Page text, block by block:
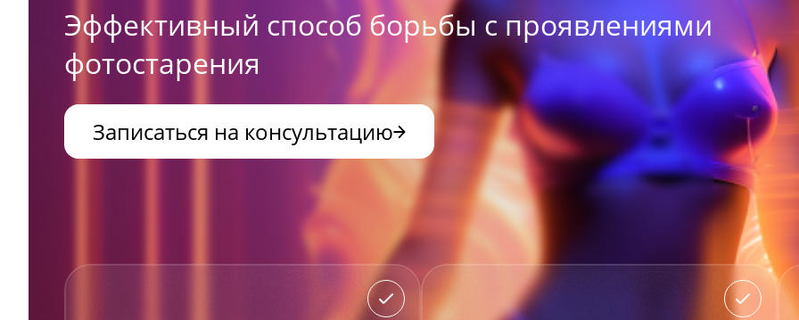
Эффективный способ борьбы с проявлениями
фотостарения
Записаться на консультацию